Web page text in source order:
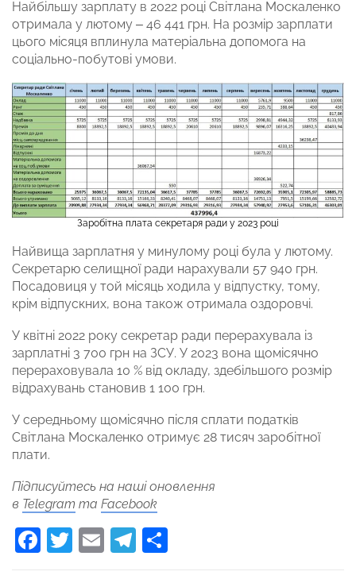
Найбільшу зарплату в 2022 році Світлана Москаленко
отримала у лютому – 46 441 грн. На розмір зарплати
цього місяця вплинула матеріальна допомога на
соціально-побутові умови.
Заробітна плата секретаря ради у 2023 році
Найвища зарплатня у минулому році була у лютому.
Секретарю селищної ради нарахували 57 940 грн.
Посадовиця у той місяць ходила у відпустку, тому,
крім відпускних, вона також отримала оздоровчі.
У квітні 2022 року секретар ради перерахувала із
зарплатні 3 700 грн на ЗСУ. У 2023 вона щомісячно
перераховувала 10 % від окладу, здебільшого розмір
відрахувань становив 1 100 грн.
У середньому щомісячно після сплати податків
Світлана Москаленко отримує 28 тисяч заробітної
плати.
Підписуйтесь на наші оновлення
в Telegram та Facebook
Facebook
Twitter
EmailTelegram